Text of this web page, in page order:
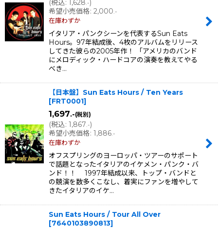
(税込: 1,628 .-)
希望小売価格: 2,000 .-
在庫わずか
イタリア・パンクシーンを代表するSun Eats
Hours。97年結成後、4枚のアルバムをリリース
してきた彼らの2005年作！ 「アメリカのバンド
にメロディック・ハードコアの演奏を教えてやる
べき…
【日本盤】Sun Eats Hours / Ten Years
[FRT0001]
1,697.-(税別)
(税込: 1,867 .-)
希望小売価格: 1,886 .-
在庫わずか
オフスプリングのヨーロッパ・ツアーのサポート
で話題となったイタリアのイケメン・パンク・バ
ンド！！ 1997年結成以来、トップ・バンドと
の競演を数多くこなし、着実にファンを増やして
きたイタリアのイケ…
Sun Eats Hours / Tour All Over
[7640103890813]